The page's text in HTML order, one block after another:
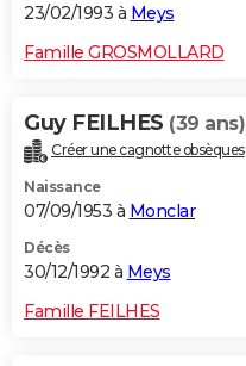
23/02/1993 à Meys
Famille GROSMOLLARD
Guy FEILHES (39 ans)
Créer une cagnotte obsèques
Naissance
07/09/1953 à Monclar
Décès
30/12/1992 à Meys
Famille FEILHES